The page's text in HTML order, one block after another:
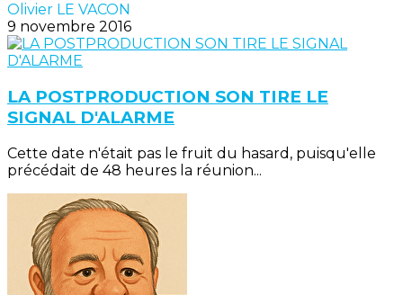
Olivier LE VACON
9 novembre 2016
LA POSTPRODUCTION SON TIRE LE
SIGNAL D'ALARME
Cette date n'était pas le fruit du hasard, puisqu'elle
précédait de 48 heures la réunion...